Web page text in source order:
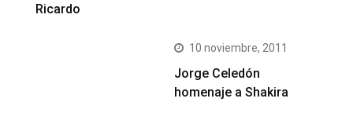
Ricardo
10 noviembre, 2011
Jorge Celedón
homenaje a Shakira